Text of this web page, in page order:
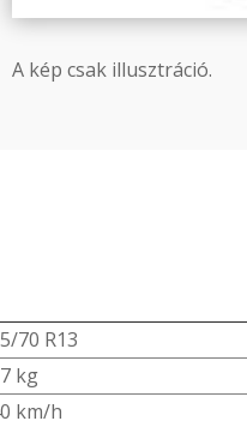
A kép csak illusztráció.
70 R13
kg
km/h